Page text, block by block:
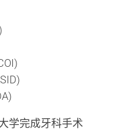
学完成牙科手术